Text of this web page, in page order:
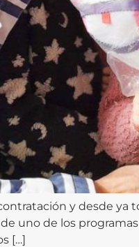
y desde
uno de los
[…]